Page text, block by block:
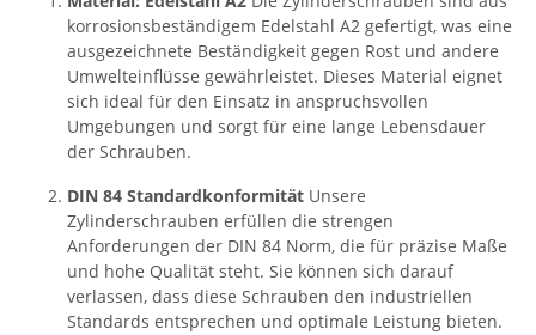
korrosionsbeständigem Edelstahl A2 gefertigt, was eine
ausgezeichnete Beständigkeit gegen Rost und andere
Umwelteinflüsse gewährleistet. Dieses Material eignet
sich ideal für den Einsatz in anspruchsvollen
Umgebungen und sorgt für eine lange Lebensdauer
der Schrauben.
DIN 84 Standardkonformität Unsere
Zylinderschrauben erfüllen die strengen
Anforderungen der DIN 84 Norm, die für präzise Maße
und hohe Qualität steht. Sie können sich darauf
verlassen, dass diese Schrauben den industriellen
Standards entsprechen und optimale Leistung bieten.